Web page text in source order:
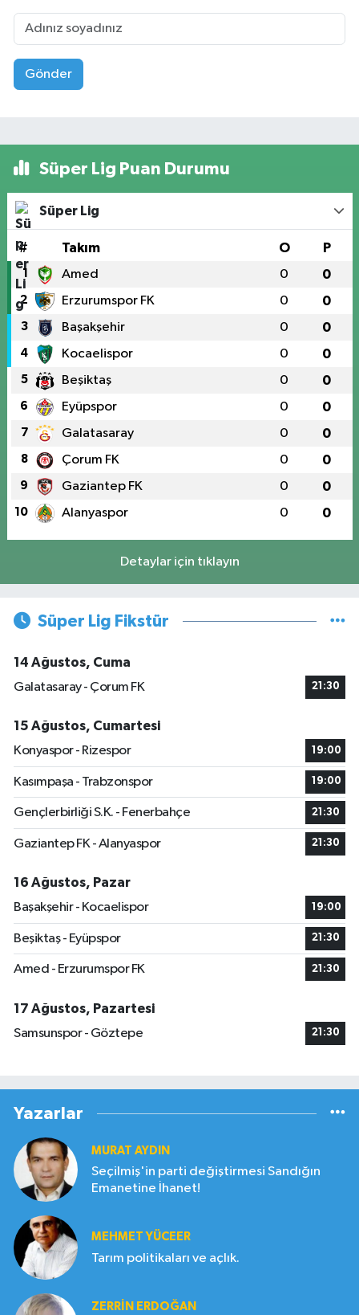
Gönder
Süper Lig Puan Durumu
Süper Lig
# Takım O P
1 Amed 0 0
2 Erzurumspor FK 0 0
3 Başakşehir 0 0
4 Kocaelispor 0 0
5 Beşiktaş 0 0
6 Eyüpspor 0 0
7 Galatasaray 0 0
8 Çorum FK 0 0
9 Gaziantep FK 0 0
10 Alanyaspor 0 0
Detaylar için tıklayın
Süper Lig Fikstür
14 Ağustos, Cuma
Galatasaray - Çorum FK
21:30
15 Ağustos, Cumartesi
Konyaspor - Rizespor
19:00
Kasımpaşa - Trabzonspor 19:00
Gençlerbirliği S.K. - Fenerbahçe 21:30
Gaziantep FK - Alanyaspor 21:30
16 Ağustos, Pazar
Başakşehir - Kocaelispor
19:00
Beşiktaş - Eyüpspor 21:30
Amed - Erzurumspor FK 21:30
17 Ağustos, Pazartesi
Samsunspor - Göztepe
21:30
Yazarlar
MURAT AYDIN
Seçilmiş'in parti değiştirmesi Sandığın
Emanetine İhanet!
MEHMET YÜCEER
Tarım politikaları ve açlık.
ZERRIN ERDOĞAN